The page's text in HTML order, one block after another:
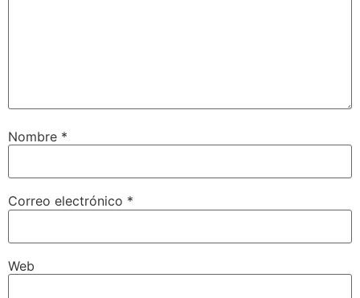
Nombre *
Correo electrónico *
Web